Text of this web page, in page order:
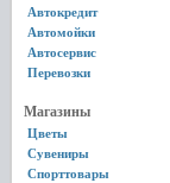
Автокредит
Автомойки
Автосервис
Перевозки
Магазины
Цветы
Сувениры
Спорттовары